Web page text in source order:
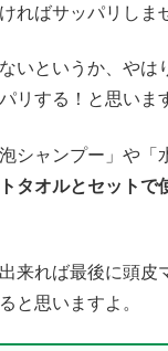
ればサッパリしま
いというか、やは
リする！と思いま
シャンプー」や「
タオルとセットで
来れば最後に頭皮
と思いますよ。